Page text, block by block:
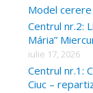
Model
Centrul nr.2:
Mária”
iulie 17, 2026
Centrul nr.1:
Ciuc –